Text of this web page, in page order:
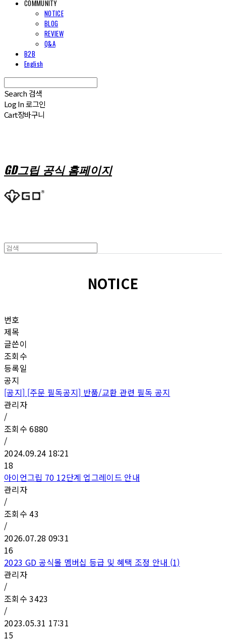
COMMUNITY
NOTICE
BLOG
REVIEW
Q&A
B2B
English
Search 검색
Log In로그인
Cart장바구니
GD그립 공식 홈페이지
NOTICE
번호
제목
글쓴이
조회수
등록일
공지
[공지] [주문 필독공지] 반품/교환 관련 필독 공지
관리자
/
조회수6880
/
2024.09.24 18:21
18
아이언그립 70 12단계 업그레이드 안내
관리자
/
조회수43
/
2026.07.28 09:31
16
2023 GD 공식몰 멤버십 등급 및 혜택 조정 안내 (1)
관리자
/
조회수3423
/
2023.05.31 17:31
15